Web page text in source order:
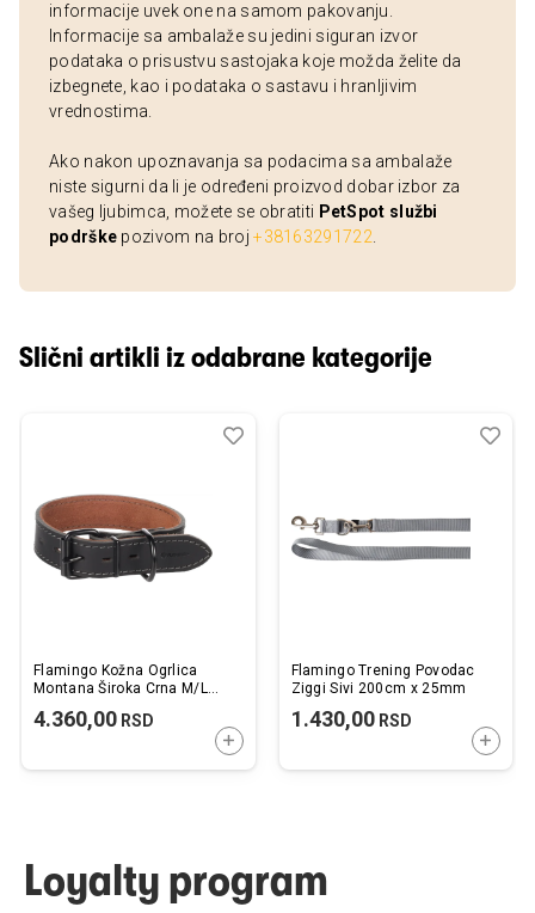
informacije uvek one na samom pakovanju.
Informacije sa ambalaže su jedini siguran izvor
podataka o prisustvu sastojaka koje možda želite da
izbegnete, kao i podataka o sastavu i hranljivim
vrednostima.
Ako nakon upoznavanja sa podacima sa ambalaže
niste sigurni da li je određeni proizvod dobar izbor za
vašeg ljubimca, možete se obratiti PetSpot službi
podrške pozivom na broj+38163291722
Slični artikli iz odabrane kategorije
Flamingo Kožna Ogrlica
Montana Široka Crna M/L
4.360,00 RSD
DODAJTE U KORPU
Dodaj
Uporedi
Flamingo Trening Povodac
Ziggi Sivi 200cm x 25mm
1.430,00RSD
Loyalty program